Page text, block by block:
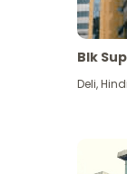
Blk
Deli,